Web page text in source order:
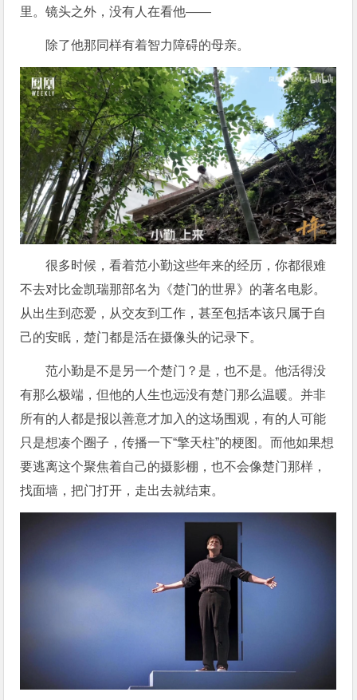
里。镜头之外，没有人在看他——
除了他那同样有着智力障碍的母亲。
很多时候，看着范小勤这些年来的经历，你都很难
不去对比金凯瑞那部名为《楚门的世界》的著名电影。
从出生到恋爱，从交友到工作，甚至包括本该只属于自
己的安眠，楚门都是活在摄像头的记录下。
范小勤是不是另一个楚门？是，也不是。他活得没
有那么极端，但他的人生也远没有楚门那么温暖。并非
所有的人都是报以善意才加入的这场围观，有的人可能
只是想凑个圈子，传播一下“擎天柱”的梗图。而他如果想
要逃离这个聚焦着自己的摄影棚，也不会像楚门那样，
找面墙，把门打开，走出去就结束。